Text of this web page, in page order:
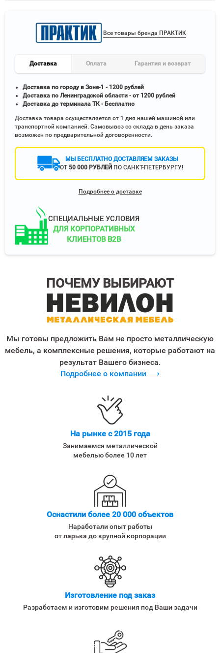
Все товары бренда ПРАКТИК
Доставка Оплата Гарантия и возврат
Доставка по городу в Зоне-1 - 1200 рублей
Доставка по Ленинградской области - от 1200 рублей
Доставка до терминала ТК - Бесплатно
Доставка товара осуществляется от 1 дня нашей машиной или
транспортной компанией. Самовывоз со склада в день заказа
возможен по предварительной договоренности.
МЫ БЕСПЛАТНО ДОСТАВЛЯЕМ ЗАКАЗЫ
ОТ 50 000 РУБЛЕЙ ПО САНКТ-ПЕТЕРБУРГУ!
Подробнее о доставке
СПЕЦИАЛЬНЫЕ УСЛОВИЯ
ДЛЯ КОРПОРАТИВНЫХ
КЛИЕНТОВ B2B
ПОЧЕМУ ВЫБИРАЮТ
Мы готовы предложить Вам не просто металлическую
мебель, а комплексные решения, которые работают на
результат Вашего бизнеса.
Подробнее о компании ⟶
На рынке с 2015 года
Занимаемся металлической
мебелью более 10 лет
Оснастили более 20 000 объектов
Наработали опыт работы
от ларька до крупной корпорации
Изготовление под заказ
Разработаем и изготовим решения под Ваши задачи